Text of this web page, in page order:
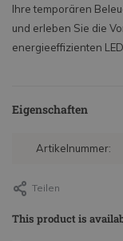
Ihre temporären
und erleben Sie die
energieeffizienten
Eigenschaften
Artikelnummer:
Teilen
This product is